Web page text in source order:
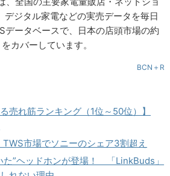
デジタル家電などの実売データを毎日
データベースで、日本の店頭市場の約
カバーしています。
BCN＋R
売れ筋ランキング（1位～50位）】
TWS市場でソニーのシェア3割超え
た”ヘッドホンが登場！ 「LinkBuds」